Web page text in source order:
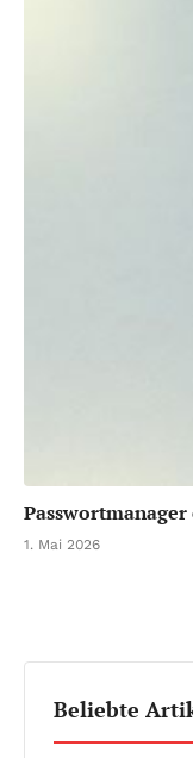
1. Mai 2026
Beliebte